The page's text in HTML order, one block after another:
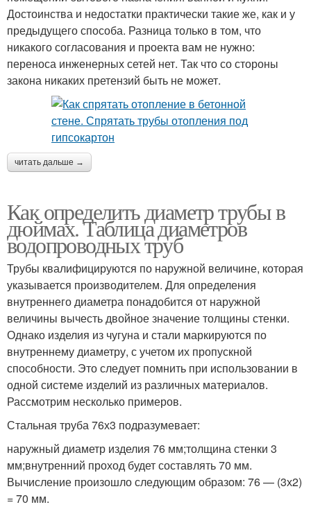
Достоинства и недостатки практически такие же, как и у
предыдущего способа. Разница только в том, что
никакого согласования и проекта вам не нужно:
переноса инженерных сетей нет. Так что со стороны
закона никаких претензий быть не может.
читать дальше →
Как определить диаметр трубы в
дюймах. Таблица диаметров
водопроводных труб
Трубы квалифицируются по наружной величине, которая
указывается производителем. Для определения
внутреннего диаметра понадобится от наружной
величины вычесть двойное значение толщины стенки.
Однако изделия из чугуна и стали маркируются по
внутреннему диаметру, с учетом их пропускной
способности. Это следует помнить при использовании в
одной системе изделий из различных материалов.
Рассмотрим несколько примеров.
Стальная труба 76х3 подразумевает:
наружный диаметр изделия 76 мм;толщина стенки 3
мм;внутренний проход будет составлять 70 мм.
Вычисление произошло следующим образом: 76 — (3х2)
= 70 мм.